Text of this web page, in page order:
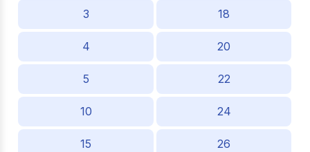
3 18
4 20
5 22
10 24
15 26